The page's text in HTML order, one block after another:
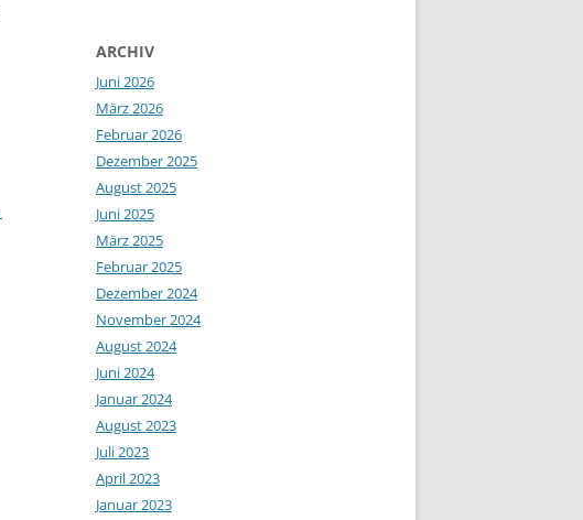
ARCHIV
Juni 2026
März 2026
Februar 2026
Dezember 2025
August 2025
Juni 2025
März 2025
Februar 2025
Dezember 2024
November 2024
August 2024
Juni 2024
Januar 2024
August 2023
Juli 2023
April 2023
Januar 2023